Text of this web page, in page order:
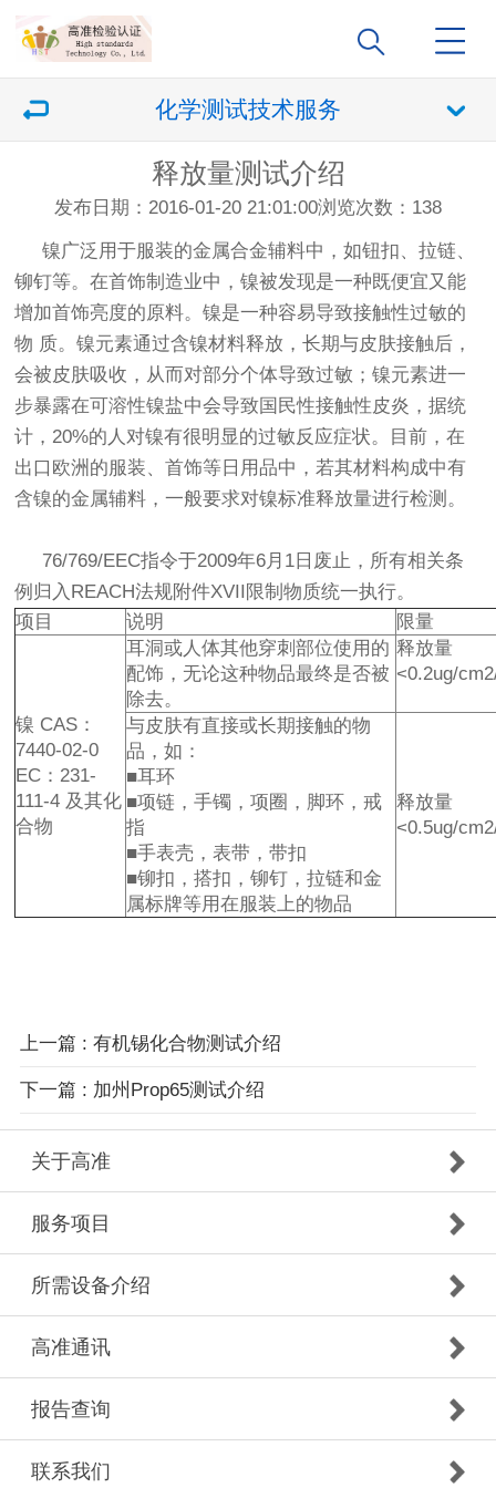
化学测试技术服务
释放量测试介绍
发布日期：2016-01-20 21:01:00浏览次数： 138
镍广泛用于服装的金属合金辅料中，如钮扣、拉链、
铆钉等。在首饰制造业中，镍被发现是一种既便宜又能
增加首饰亮度的原料。镍是一种容易导致接触性过敏的
物 质。镍元素通过含镍材料释放，长期与皮肤接触后，
会被皮肤吸收，从而对部分个体导致过敏；镍元素进一
步暴露在可溶性镍盐中会导致国民性接触性皮炎，据统
计，20%的人对镍有很明显的过敏反应症状。目前，在
出口欧洲的服装、首饰等日用品中，若其材料构成中有
含镍的金属辅料，一般要求对镍标准释放量进行检测。
76/769/EEC指令于2009年6月1日废止，所有相关条
例归入REACH法规附件XVII限制物质统一执行。
项目
说明 限量
镍 CAS：
7440-02-0
EC：231-
111-4 及其化
合物
耳洞或人体其他穿刺部位使用的
配饰，无论这种物品最终是否被
除去。
释放量
<0.2ug/
与皮肤有直接或长期接触的物
品，如：
■耳环
■项链，手镯，项圈，脚环，戒
指
■手表壳，表带，带扣
■铆扣，搭扣，铆钉，拉链和金
属标牌等用在服装上的物品
释放量
<0.5ug/
上一篇 : 有机锡化合物测试介绍
下一篇 : 加州Prop65测试介绍
关于高准
服务项目
所需设备介绍
高准通讯
报告查询
联系我们